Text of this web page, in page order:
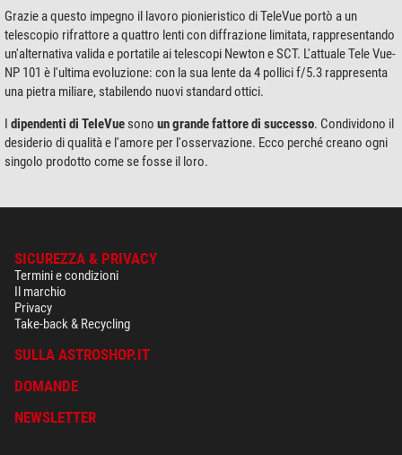
Grazie a questo impegno il lavoro pionieristico di TeleVue portò a un
telescopio rifrattore a quattro lenti con diffrazione limitata, rappresentando
un'alternativa valida e portatile ai telescopi Newton e SCT. L'attuale Tele Vue-
NP 101 è l'ultima evoluzione: con la sua lente da 4 pollici f/5.3 rappresenta
una pietra miliare, stabilendo nuovi standard ottici.
I dipendenti di TeleVue sono un grande fattore di successo. Condividono il
desiderio di qualità e l'amore per l'osservazione. Ecco perché creano ogni
singolo prodotto come se fosse il loro.
SICUREZZA & PRIVACY
Termini e condizioni
Il marchio
Privacy
Take-back & Recycling
SULLA ASTROSHOP.IT
DOMANDE
NEWSLETTER